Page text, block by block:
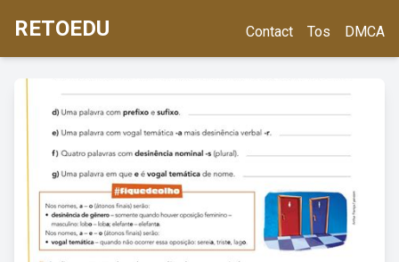
RETOEDU Contact Tos DMCA